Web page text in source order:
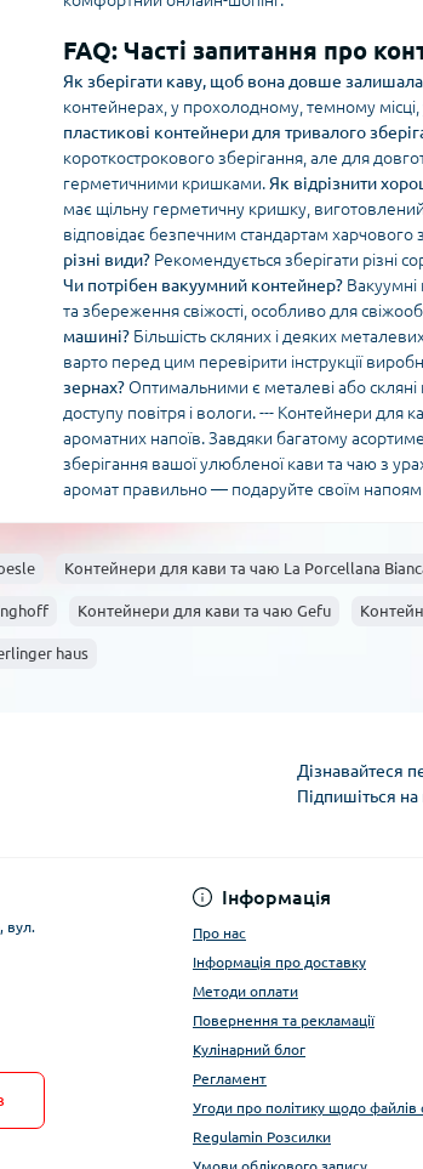
FAQ: Часті запитання про
Як зберігати каву, щоб вона довше
контейнерах, у прохолодному, темному
пластикові контейнери для тривалого
короткострокового зберігання, але для
герметичними кришками.Як відрізнити
має щільну герметичну кришку,
відповідає безпечним стандартам харчового
різні види? Рекомендується зберігати різні
Чи потрібен вакуумний контейнер?
та збереження свіжості, особливо для
машині? Більшість скляних і деяких
варто перед цим перевірити інструкції
зернах? Оптимальними є металеві або
доступу повітря і вологи. --- Контейнери для
ароматних напоїв. Завдяки багатому
зберігання вашої улюбленої кави та чаю з
аромат правильно — подаруйте своїм напоям
Контейнери для кави та чаю La Porcellana
Контейнери для кави та чаю Gefu
haus
Дізнавайтеся
Підпишіться
вул.
Інформація
Про нас
Інформація про доставку
Методи оплати
Повернення та рекламації
Кулінарний блог
Регламент
Угоди про політику щодо файлів
Regulamin Розсилки